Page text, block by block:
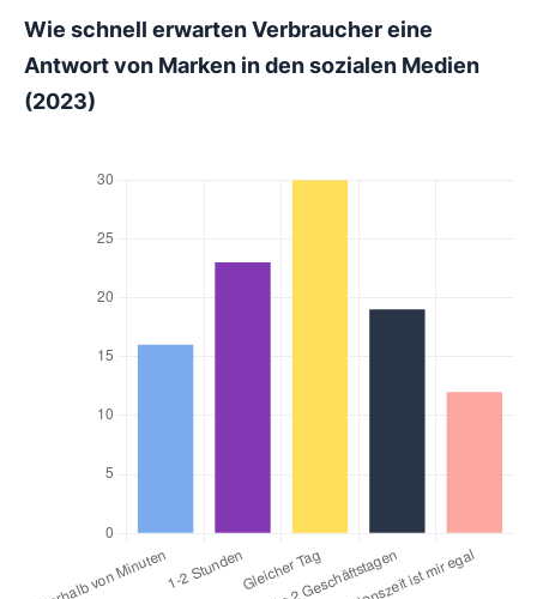
Wie schnell erwarten Verbraucher eine
Antwort von Marken in den sozialen Medien
(2023)